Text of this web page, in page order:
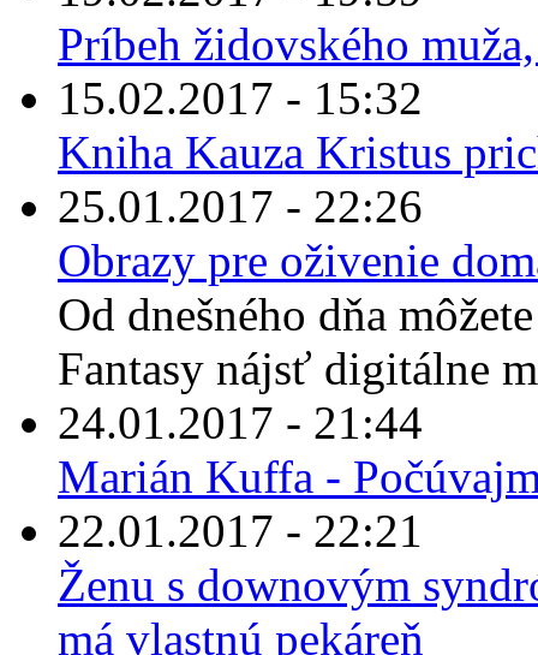
Príbeh židovského
15.02.2017 - 15:32
Kniha Kauza Kristus
25.01.2017 - 22:26
Obrazy pre oživenie
Od dnešného dňa
Fantasy nájsť digitálne
24.01.2017 - 21:44
Marián Kuffa -
22.01.2017 - 22:21
Ženu s downovým
má vlastnú pekáreň